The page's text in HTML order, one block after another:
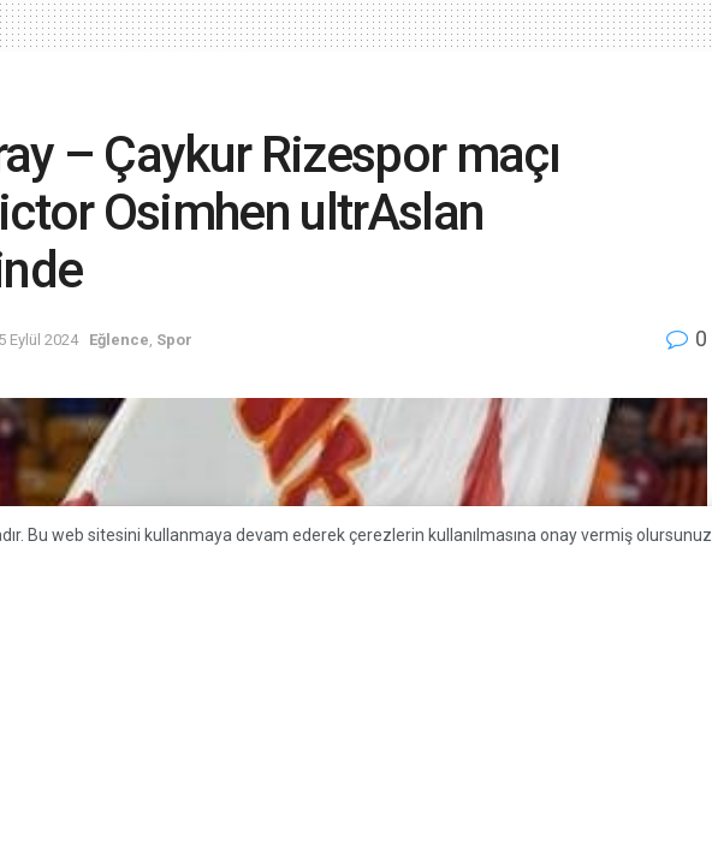
– Çaykur Rizespor maçı
Osimhen ultrAslan
Eylül 2024 Eğlence Spor 0
Bu web sitesini kullanmaya devam ederek çerezlerin kullanılmasına onay vermiş olursunuz.